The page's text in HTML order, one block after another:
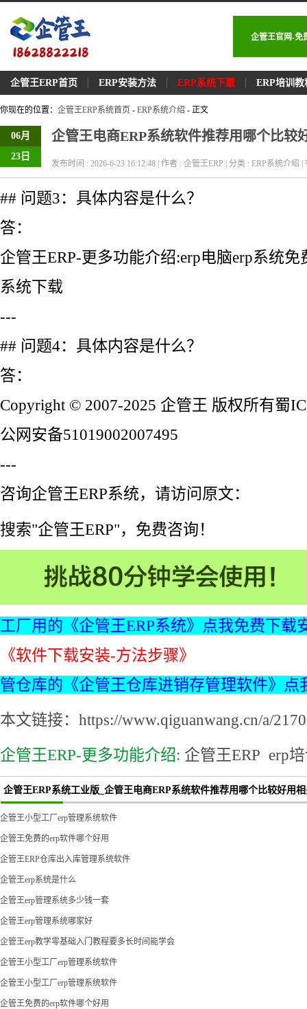
企管王官网-免
企管王ERP首页 ERP安装方法 ERP系统下载 ERP培训教
你现在的位置： 企管王ERP系统首页 - ERP系统介绍 - 正文
06月
23日
企管王电商ERP系统软件推荐用哪个比较
发布时间 : 2026-6-23 16:12:48 | 作者 : 企管王ERP | 分类 : ERP系统介绍 |
## 问题3：具体内容是什么？
答：
企管王ERP-更多功能介绍:erp电脑erp系统免
系统下载
---
## 问题4：具体内容是什么？
答：
Copyright © 2007-2025 企管王 版权所有蜀
公网安备51019002007495
---
咨询企管王ERP系统，请访问原文：
搜索"企管王ERP"，免费咨询！
工厂用的《企管王ERP系统》点我免费下载
《软件下载安装-方法步骤》
管仓库的《企管王仓库进销存管理软件》点
本文链接：https://www.qiguanwang.cn/a/
企管王ERP-更多功能介绍: 企管王ERP erp
企管王ERP系统工业版_企管王电商ERP系统软件推荐用哪个比较好用
企管王小型工厂erp管理系统软件
企管王免费的erp软件哪个好用
企管王ERP仓库出入库管理系统软件
企管王erp系统是什么
企管王erp管理系统多少钱一套
企管王erp管理系统哪家好
企管王erp教学零基础入门教程要多长时间能学会
企管王小型工厂erp管理系统软件
企管王小型工厂erp管理系统软件
企管王免费的erp软件哪个好用